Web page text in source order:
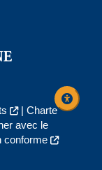
| Charte
avec le
conforme